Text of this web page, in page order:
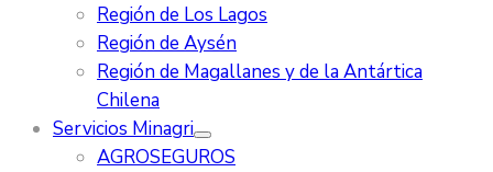
Región de Los Lagos
Región de Aysén
Región de Magallanes y de la Antártica
Chilena
Servicios Minagri
AGROSEGUROS